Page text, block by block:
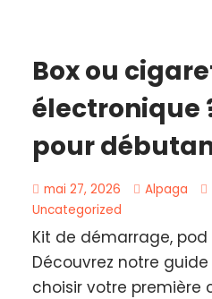
Box ou
électronique
pour
mai 27, 2026 Alpaga
Uncategorized
Kit de démarrage,
Découvrez notre
choisir votre première